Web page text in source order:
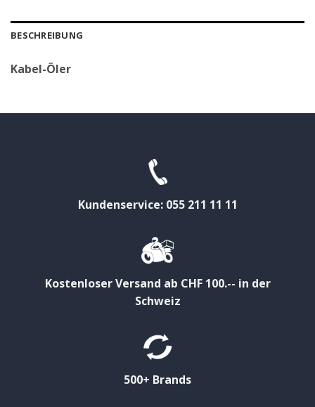
BESCHREIBUNG
Kabel-Öler
Kundenservice: 055 211 11 11
Kostenloser Versand ab CHF 100.-- in der
Schweiz
500+ Brands